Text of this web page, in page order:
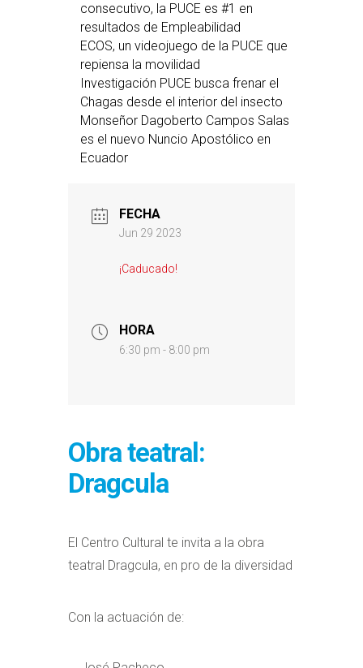
consecutivo, la PUCE es #1 en
resultados de Empleabilidad
ECOS, un videojuego de la PUCE que
repiensa la movilidad
Investigación PUCE busca frenar el
Chagas desde el interior del insecto
Monseñor Dagoberto Campos Salas
es el nuevo Nuncio Apostólico en
Ecuador
FECHA
Jun 29 2023
¡Caducado!
HORA
6:30 pm - 8:00 pm
Obra teatral:
Dragcula
El Centro Cultural te invita a la obra
teatral Dragcula, en pro de la diversidad
Con la actuación de: